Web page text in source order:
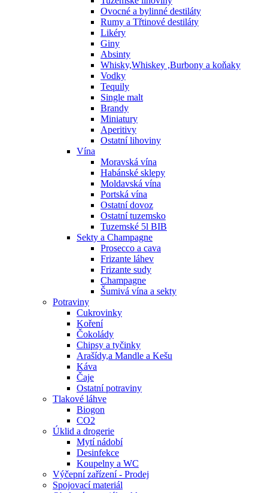
Ovocné a bylinné destiláty
Rumy a Třtinové destiláty
Likéry
Giny
Absinty
Whisky,Whiskey ,Burbony a koňaky
Vodky
Tequily
Single malt
Brandy
Miniatury
Aperitivy
Ostatní lihoviny
Vína
Moravská vína
Habánské sklepy
Moldavská vína
Portská vína
Ostatní dovoz
Ostatní tuzemsko
Tuzemské 5l BIB
Sekty a Champagne
Prosecco a cava
Frizante láhev
Frizante sudy
Champagne
Šumivá vína a sekty
Potraviny
Cukrovinky
Koření
Čokolády
Chipsy a tyčinky
Arašídy,a Mandle a Kešu
Káva
Čaje
Ostatní potraviny
Tlakové láhve
Biogon
CO2
Úklid a drogerie
Mytí nádobí
Desinfekce
Koupelny a WC
Výčepní zařízení - Prodej
Spojovací materiál